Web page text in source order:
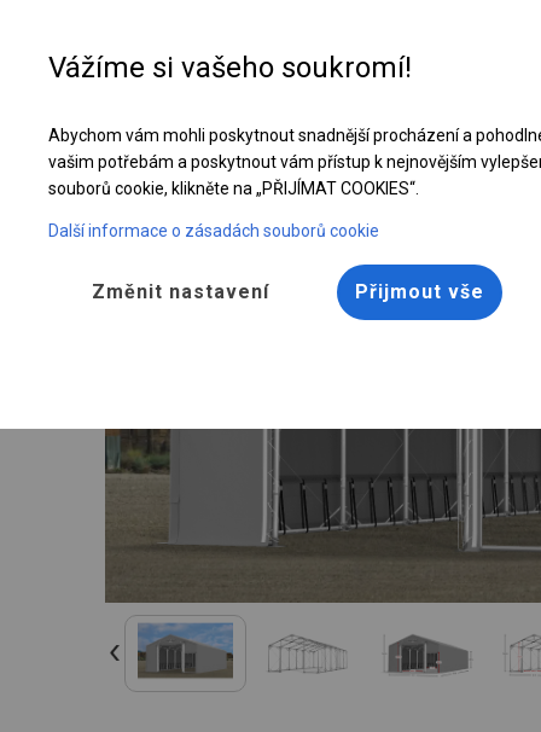
Celoroční průmyslová hala | 5x12 m
Vážíme si vašeho soukromí!
Abychom vám mohli poskytnout snadnější procházení a
vašim potřebám a poskytnout vám přístup k nejnovějším
souborů cookie, klikněte na „PŘIJÍMAT COOKIES“.
Další informace o zásadách souborů cookie
Změnit nastavení Přijmout vše